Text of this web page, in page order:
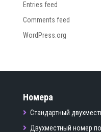
Entries feed
Comments feed
WordPress.org
Номера
Стандартный
Двухместный номер